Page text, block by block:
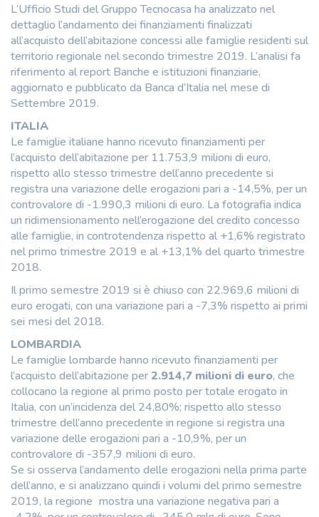
L’Ufficio Studi del Gruppo Tecnocasa ha analizzato nel
dettaglio l’andamento dei finanziamenti finalizzati
all’acquisto dell’abitazione concessi alle famiglie residenti sul
territorio regionale nel secondo trimestre 2019. L’analisi fa
riferimento al report Banche e istituzioni finanziarie,
aggiornato e pubblicato da Banca d’Italia nel mese di
Settembre 2019.
ITALIA
Le famiglie italiane hanno ricevuto finanziamenti per
l’acquisto dell’abitazione per 11.753,9 milioni di euro,
rispetto allo stesso trimestre dell’anno precedente si
registra una variazione delle erogazioni pari a -14,5%, per un
controvalore di -1.990,3 milioni di euro. La fotografia indica
un ridimensionamento nell’erogazione del credito concesso
alle famiglie, in controtendenza rispetto al +1,6% registrato
nel primo trimestre 2019 e al +13,1% del quarto trimestre
2018.
Il primo semestre 2019 si è chiuso con 22.969,6 milioni di
euro erogati, con una variazione pari a -7,3% rispetto ai primi
sei mesi del 2018.
LOMBARDIA
Le famiglie lombarde hanno ricevuto finanziamenti per
l’acquisto dell’abitazione per 2.914,7 milioni di euro, che
collocano la regione al primo posto per totale erogato in
Italia, con un’incidenza del 24,80%; rispetto allo stesso
trimestre dell’anno precedente in regione si registra una
variazione delle erogazioni pari a -10,9%, per un
controvalore di -357,9 milioni di euro.
Se si osserva l’andamento delle erogazioni nella prima parte
dell’anno, e si analizzano quindi i volumi del primo semestre
2019, la regione mostra una variazione negativa pari a